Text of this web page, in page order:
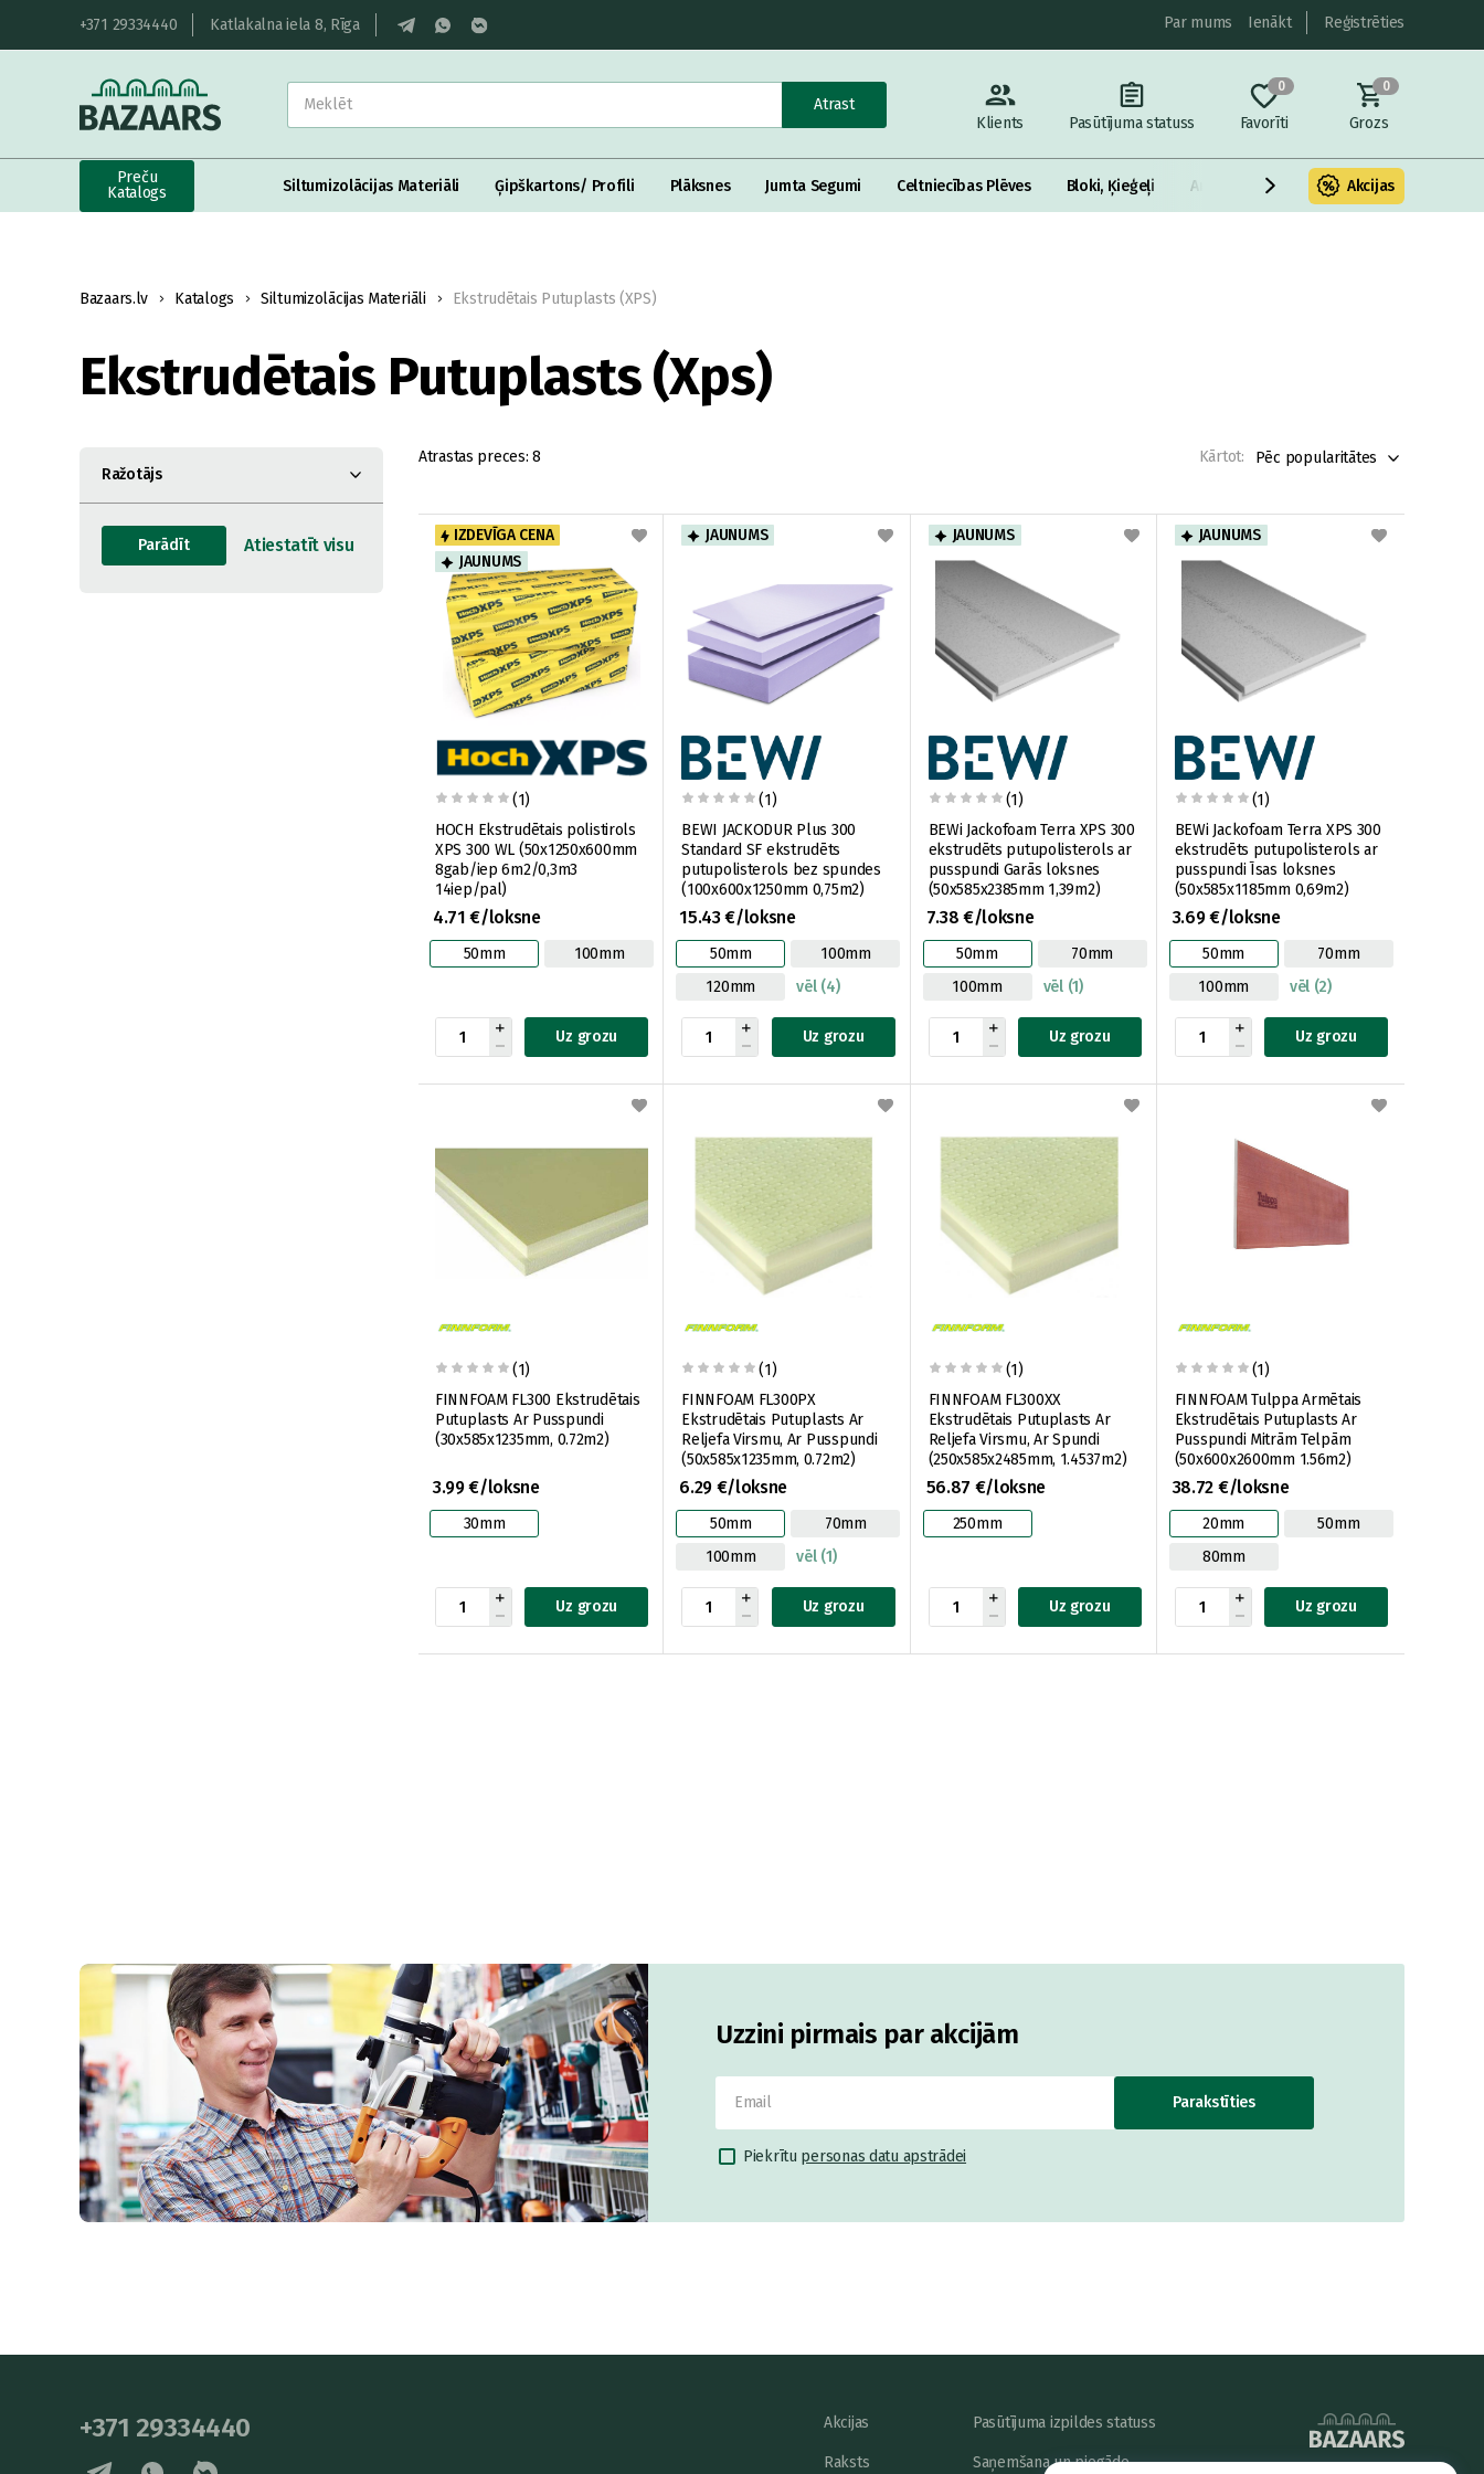
+371 29334440 Katlakalna iela 8, Rīga Par mums Ienākt Reģistrēties
Atrast
Klients
Pasūtījuma statuss
0
Favorīti
0
Grozs
Preču
Katalogs
Siltumizolācijas Materiāli Ģipškartons/ Profili Plāksnes Jumta Segumi Celtniecības Plēves Bloki, Ķieģeļi Armatūra un metāls Fasādes
Akcijas
Bazaars.lv Katalogs Siltumizolācijas Materiāli Ekstrudētais Putuplasts (XPS)
Ekstrudētais Putuplasts (Xps)
Ražotājs
Atrastas preces: 8 Kārtot: Pēc popularitātes
IZDEVĪGA CENA
JAUNUMS
(1)
HOCH Ekstrudētais polistirols
XPS 300 WL (50х1250x600mm
8gab/iep 6m2/0,3m3
14iep/pal)
4.71 €/loksne
50mm 100mm
Uz grozu
JAUNUMS
(1)
BEWI JACKODUR Plus 300
Standard SF ekstrudēts
putupolisterols bez spundes
(100x600x1250mm 0,75m2)
15.43 €/loksne
50mm
100mm
120mm
vēl (4)
Uz grozu
JAUNUMS
(1)
BEWi Jackofoam Terra XPS 300
ekstrudēts putupolisterols ar
pusspundi Garās loksnes
(50x585x2385mm 1,39m2)
7.38 €/loksne
50mm
70mm
100mm
vēl (1)
Uz grozu
JAUNUMS
(1)
BEWi Jackofoam Terra XPS 300
ekstrudēts putupolisterols ar
pusspundi Īsas loksnes
(50x585x1185mm 0,69m2)
3.69 €/loksne
50mm
70mm
100mm
vēl (2)
Uz grozu
(1)
FINNFOAM FL300 Ekstrudētais
Putuplasts Ar Pusspundi
(30x585x1235mm, 0.72m2)
3.99 €/loksne
30mm
Uz grozu
(1)
FINNFOAM FL300PX
Ekstrudētais Putuplasts Ar
Reljefa Virsmu, Ar Pusspundi
(50x585x1235mm, 0.72m2)
6.29 €/loksne
50mm
70mm
100mm
vēl (1)
Uz grozu
(1)
FINNFOAM FL300XX
Ekstrudētais Putuplasts Ar
Reljefa Virsmu, Ar Spundi
(250x585x2485mm, 1.4537m2)
56.87 €/loksne
250mm
Uz grozu
(1)
FINNFOAM Tulppa Armētais
Ekstrudētais Putuplasts Ar
Pusspundi Mitrām Telpām
(50x600x2600mm 1.56m2)
38.72 €/loksne
20mm
50mm
80mm
Uz grozu
Uzzini pirmais par akcijām
Parakstīties
Piekrītu personas datu apstrādei
+371 29334440 Akcijas
Raksts
Pasūtījuma izpildes statuss
Saņemšana un piegāde